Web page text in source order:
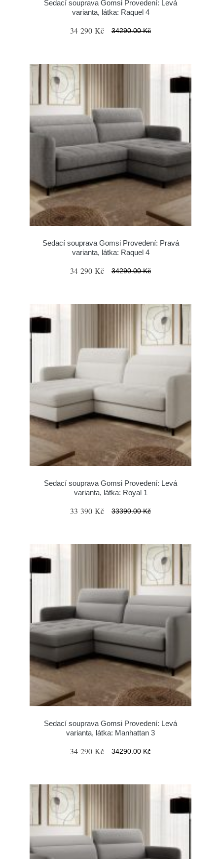
Sedací souprava Gomsi Provedení: Levá
varianta, látka: Raquel 4
34 290 Kč 34290.00 Kč
Sedací souprava Gomsi Provedení: Pravá
varianta, látka: Raquel 4
34 290 Kč 34290.00 Kč
Sedací souprava Gomsi Provedení: Levá
varianta, látka: Royal 1
33 390 Kč 33390.00 Kč
Sedací souprava Gomsi Provedení: Levá
varianta, látka: Manhattan 3
34 290 Kč 34290.00 Kč